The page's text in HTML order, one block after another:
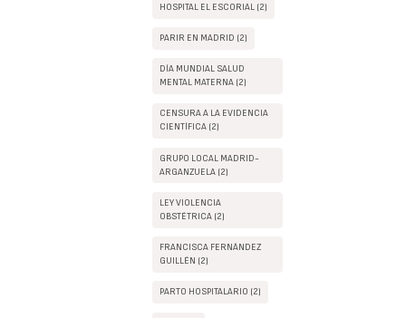
HOSPITAL EL ESCORIAL (2)
PARIR EN MADRID (2)
DÍA MUNDIAL SALUD
MENTAL MATERNA (2)
CENSURA A LA EVIDENCIA
CIENTÍFICA (2)
GRUPO LOCAL MADRID-
ARGANZUELA (2)
LEY VIOLENCIA
OBSTÉTRICA (2)
FRANCISCA FERNÁNDEZ
GUILLÉN (2)
PARTO HOSPITALARIO (2)